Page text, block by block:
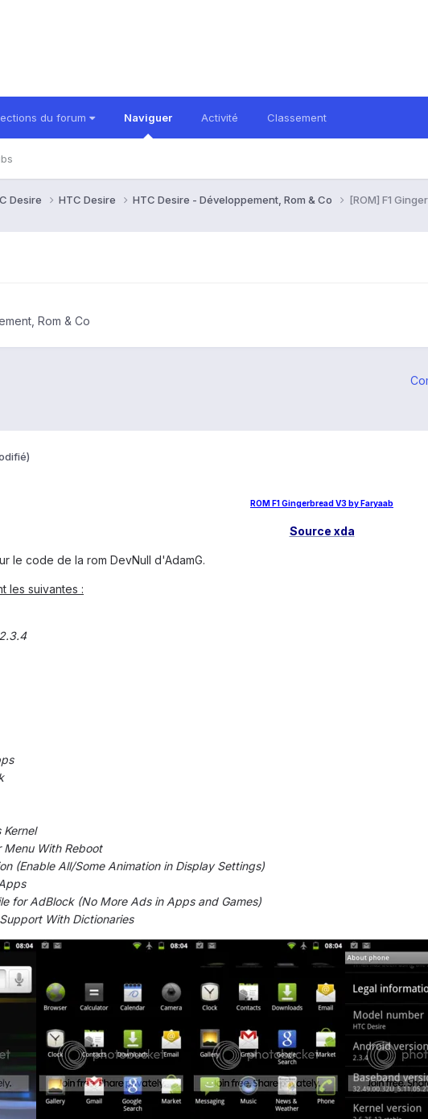
du forum Naviguer Activité Classement
Desire HTC Desire HTC Desire - Développement, Rom & Co [ROM] F1
Rom & Co
ROM F1 Gingerbread V3 by Faryaab
Source xda
le code de la rom DevNull d'AdamG.
les suivantes :
Kernel
Menu With Reboot
(Enable All/Some Animation in Display Settings)
for AdBlock (No More Ads in Apps and Games)
With Dictionaries